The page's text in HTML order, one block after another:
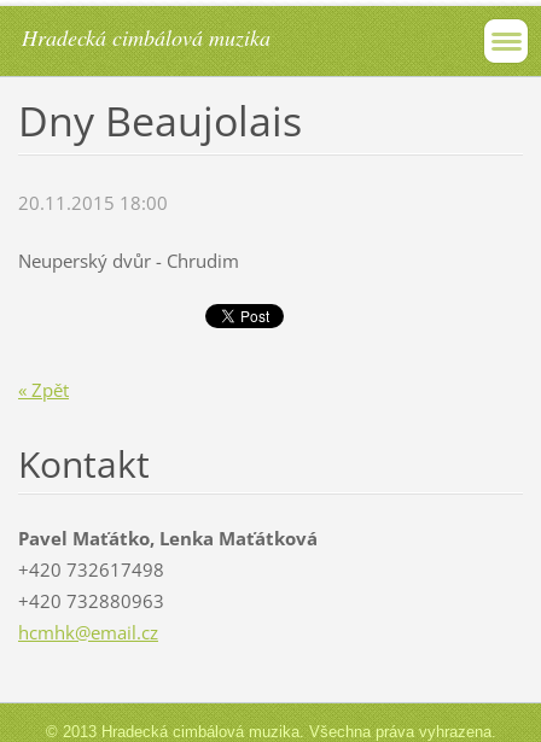
Hradecká cimbálová muzika
Dny Beaujolais
20.11.2015 18:00
Neuperský dvůr - Chrudim
« Zpět
Kontakt
Pavel Maťátko, Lenka Maťátková
+420 732617498
+420 732880963
hcmhk@email.cz
© 2013 Hradecká cimbálová muzika. Všechna práva vyhrazena.